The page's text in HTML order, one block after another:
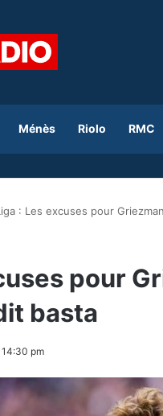
Ménès Riolo RMC
: Les excuses pour
pour
basta
14:30 pm